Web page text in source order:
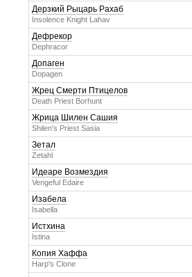
Дерзкий Рыцарь Рахаб
Insolence Knight Lahav
Дефрекор
Dephracor
Допаген
Dopagen
Жрец Смерти Птицелов
Death Priest Borhunt
Жрица Шилен Сашия
Shilen's Priest Sasia
Зетал
Zetahl
Идеаре Возмездия
Vengeful Edaire
Изабела
Isabella
Истхина
Istina
Копия Хаффа
Harp's Clone